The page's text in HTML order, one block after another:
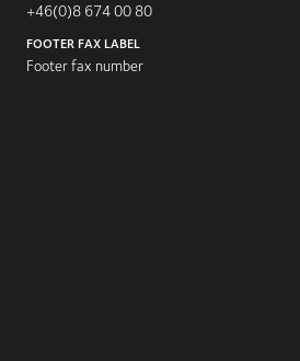
+46(0)8 674 00 80
FOOTER FAX LABEL
Footer fax number